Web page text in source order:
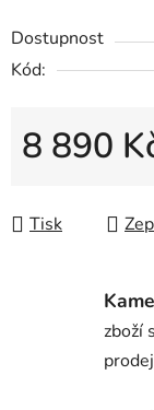
Dostupnost
Kód:
8 890
Tisk
zboží